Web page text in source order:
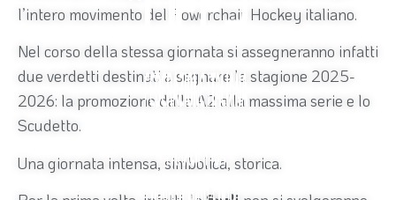
l’intero movimento del Powerchair Hockey italiano.
Nel corso della stessa giornata si assegneranno infatti
due verdetti destinati a segnare la stagione 2025-
2026: la promozione dalla A2 alla massima serie e lo
Scudetto.
Una giornata intensa, simbolica, storica.